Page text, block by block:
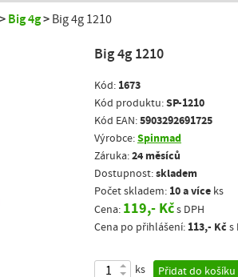
Big 4g Big 4g 1210
Big 4g 1210
Kód: 1673
Kód produktu:SP-1210
Kód EAN:5903292691725
Výrobce:Spinmad
Záruka:24 měsíců
Dostupnost:skladem
Počet skladem: 10 a více ks
Cena: 119,- Kčs DPH
Cena po přihlášení: 113,- Kč s
ks Přidat do košíku